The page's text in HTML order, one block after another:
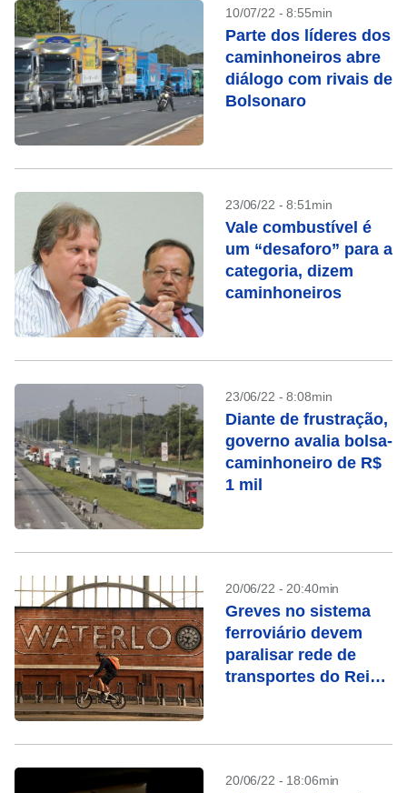
10/07/22 - 8:55min
Parte dos líderes dos
caminhoneiros abre
diálogo com rivais de
Bolsonaro
23/06/22 - 8:51min
Vale combustível é
um “desaforo” para a
categoria, dizem
caminhoneiros
23/06/22 - 8:08min
Diante de frustração,
governo avalia bolsa-
caminhoneiro de R$
1 mil
20/06/22 - 20:40min
Greves no sistema
ferroviário devem
paralisar rede de
transportes do Reino
20/06/22 - 18:06min